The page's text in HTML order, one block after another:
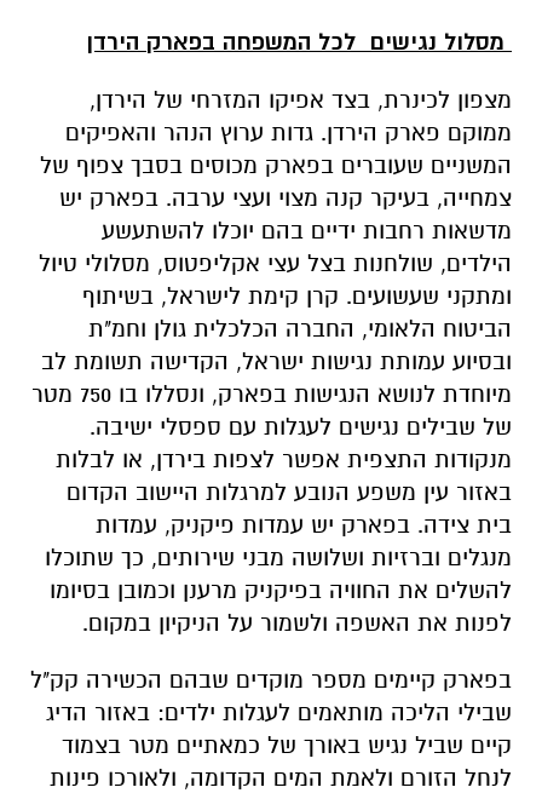
מסלול נגישים לכל המשפחה בפארק הירדן
מצפון לכינרת, בצד אפיקו המזרחי של הירדן,
ממוקם פארק הירדן. גדות ערוץ הנהר והאפיקים
המשניים שעוברים בפארק מכוסים בסבך צפוף של
צמחייה, בעיקר קנה מצוי ועצי ערבה. בפארק יש
מדשאות רחבות ידיים בהם יוכלו להשתעשע
הילדים, שולחנות בצל עצי אקליפטוס, מסלולי טיול
ומתקני שעשועים. קרן קימת לישראל, בשיתוף
הביטוח הלאומי, החברה הכלכלית גולן וחמ"ת
ובסיוע עמותת נגישות ישראל, הקדישה תשומת לב
מיוחדת לנושא הנגישות בפארק, ונסללו בו 750 מטר
של שבילים נגישים לעגלות עם ספסלי ישיבה.
מנקודות התצפית אפשר לצפות בירדן, או לבלות
באזור עין משפע הנובע למרגלות היישוב הקדום
בית צידה. בפארק יש עמדות פיקניק, עמדות
מנגלים וברזיות ושלושה מבני שירותים, כך שתוכלו
להשלים את החוויה בפיקניק מרענן וכמובן בסיומו
לפנות את האשפה ולשמור על הניקיון במקום.
בפארק קיימים מספר מוקדים שבהם הכשירה קק"ל
שבילי הליכה מותאמים לעגלות ילדים: באזור הדיג
קיים שביל נגיש באורך של כמאתיים מטר בצמוד
לנחל הזורם ולאמת המים הקדומה, ולאורכו פינות